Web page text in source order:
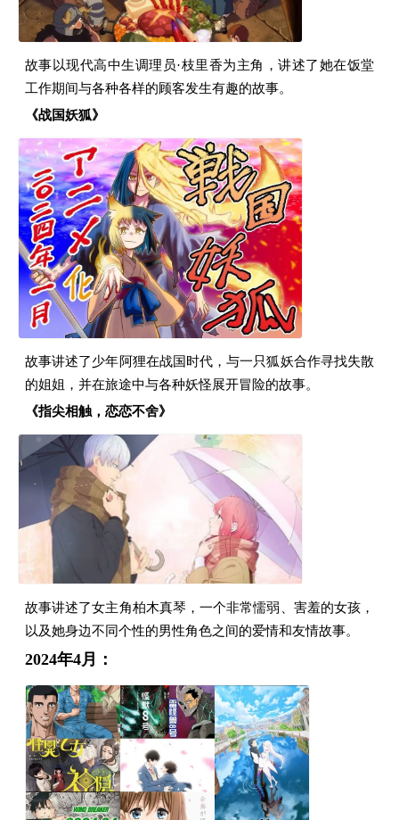
故事以现代高中生调理员·枝里香为主角，讲述了她在饭堂
工作期间与各种各样的顾客发生有趣的故事。
《战国妖狐》
故事讲述了少年阿狸在战国时代，与一只狐妖合作寻找失散
的姐姐，并在旅途中与各种妖怪展开冒险的故事。
《指尖相触，恋恋不舍》
故事讲述了女主角柏木真琴，一个非常懦弱、害羞的女孩，
以及她身边不同个性的男性角色之间的爱情和友情故事。
2024年4月：